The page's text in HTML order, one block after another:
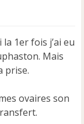
1er fois j’ai eu
Mais
prise.
ovaires son